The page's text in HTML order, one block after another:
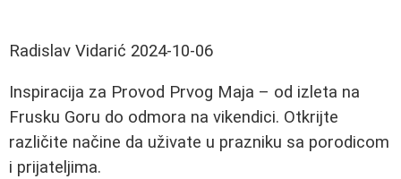
Radislav Vidarić 2024-10-06
Inspiracija za Provod Prvog Maja – od izleta na
Frusku Goru do odmora na vikendici. Otkrijte
različite načine da uživate u prazniku sa porodicom
i prijateljima.